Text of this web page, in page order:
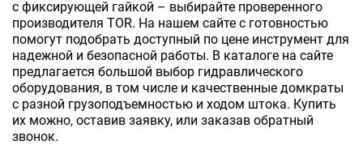
с фиксирующей гайкой – выбирайте проверенного
производителя TOR. На нашем сайте с готовностью
помогут подобрать доступный по цене инструмент для
надежной и безопасной работы. В каталоге на сайте
предлагается большой выбор гидравлического
оборудования, в том числе и качественные домкраты
с разной грузоподъемностью и ходом штока. Купить
их можно, оставив заявку, или заказав обратный
звонок.